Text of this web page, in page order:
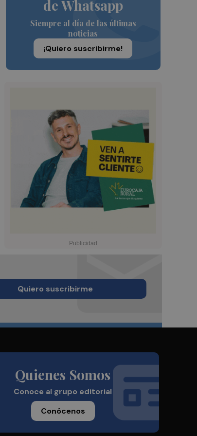
de Whatsapp
Siempre al día de las últimas
noticias
¡Quiero suscribirme!
Quiero suscribirme
Quienes Somos
Conoce al grupo editorial
Conócenos